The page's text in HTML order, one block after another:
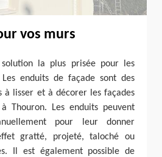
vos murs
la plus prisée pour les
enduits de façade sont des
à lisser et à décorer les façades
Thouron. Les enduits peuvent
pour leur donner
gratté, projeté, taloché ou
Il est également possible de